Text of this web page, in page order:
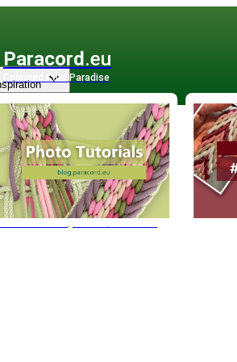
Paracord .eu
Coloured Cord Paradise
Flachseil/Flach Ø 12 mm